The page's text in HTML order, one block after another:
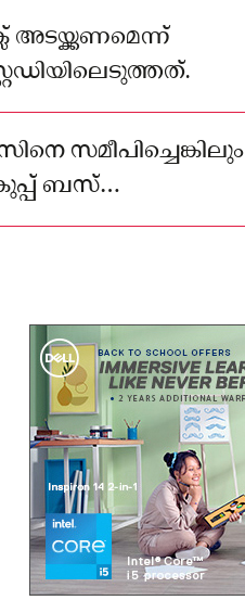
അടയ്ക്കണമെന്ന്
സമീപിച്ചെങ്കിലും
ബസ്